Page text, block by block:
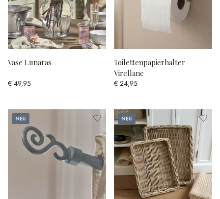
Vase Lunaras
€ 49,95
Toilettenpapierhalter
Virellane
€ 24,95
Neu Neu